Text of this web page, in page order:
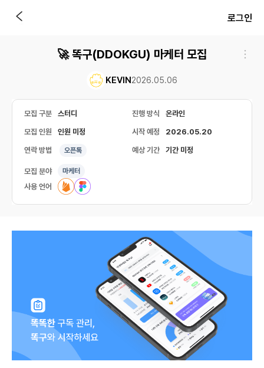
로그인
🚀 똑구(DDOKGU) 마케터 모집
KEVIN2026.05.06
모집 구분 스터디 진행 방식 온라인
모집 인원 인원 미정 시작 예정 2026.05.20
연락 방법 오픈톡 예상 기간 기간 미정
모집 분야 마케터
사용 언어